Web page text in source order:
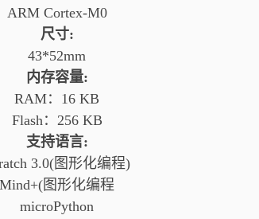
ARM Cortex-M0
尺寸:
43*52mm
内存容量:
RAM：16 KB
Flash：256 KB
支持语言:
3.0(图形化编程)
Mind+(图形化编程
microPython